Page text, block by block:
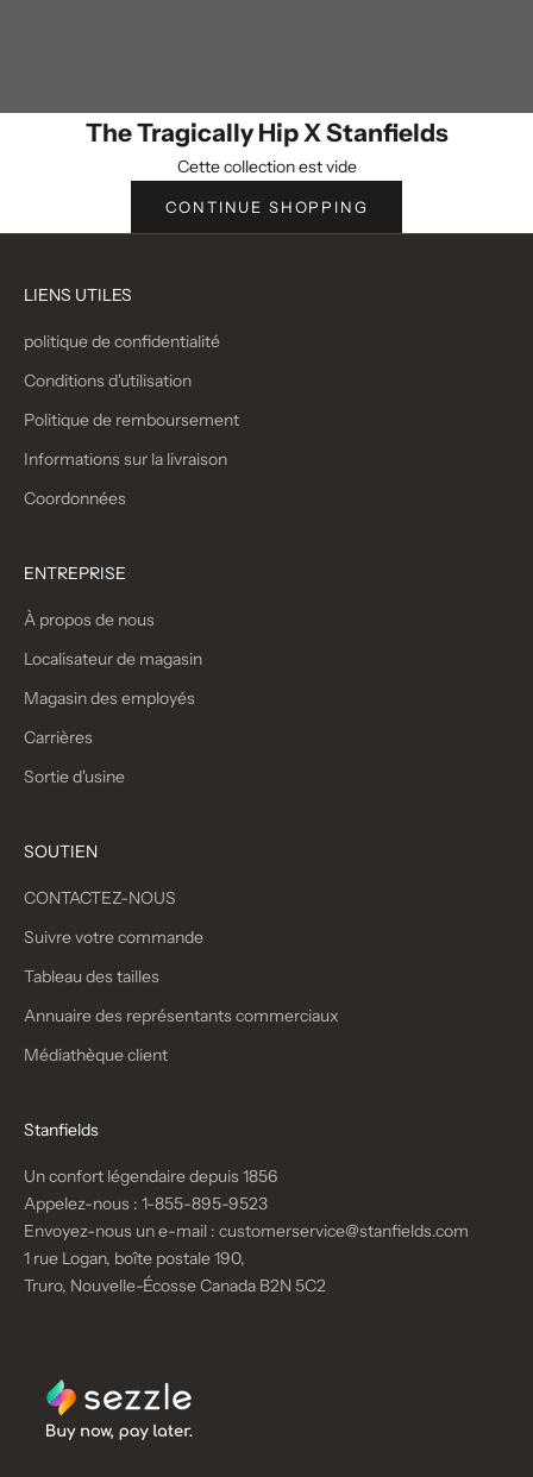
The Tragically Hip X Stanfields
Cette collection est vide
CONTINUE SHOPPING
LIENS UTILES
politique de confidentialité
Conditions d'utilisation
Politique de remboursement
Informations sur la livraison
Coordonnées
ENTREPRISE
À propos de nous
Localisateur de magasin
Magasin des employés
Carrières
Sortie d'usine
SOUTIEN
CONTACTEZ-NOUS
Suivre votre commande
Tableau des tailles
Annuaire des représentants commerciaux
Médiathèque client
Stanfields
Un confort légendaire depuis 1856
Appelez-nous : 1-855-895-9523
Envoyez-nous un e-mail : customerservice@stanfields.com
1 rue Logan, boîte postale 190,
Truro, Nouvelle-Écosse Canada B2N 5C2